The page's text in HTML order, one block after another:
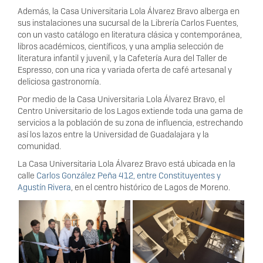
Además, la Casa Universitaria Lola Álvarez Bravo alberga en
sus instalaciones una sucursal de la Librería Carlos Fuentes,
con un vasto catálogo en literatura clásica y contemporánea,
libros académicos, científicos, y una amplia selección de
literatura infantil y juvenil, y la Cafetería Aura del Taller de
Espresso, con una rica y variada oferta de café artesanal y
deliciosa gastronomía.
Por medio de la Casa Universitaria Lola Álvarez Bravo, el
Centro Universitario de los Lagos extiende toda una gama de
servicios a la población de su zona de influencia, estrechando
así los lazos entre la Universidad de Guadalajara y la
comunidad.
La Casa Universitaria Lola Álvarez Bravo está ubicada en la
calle Carlos González Peña 412, entre Constituyentes y
Agustín Rivera, en el centro histórico de Lagos de Moreno.